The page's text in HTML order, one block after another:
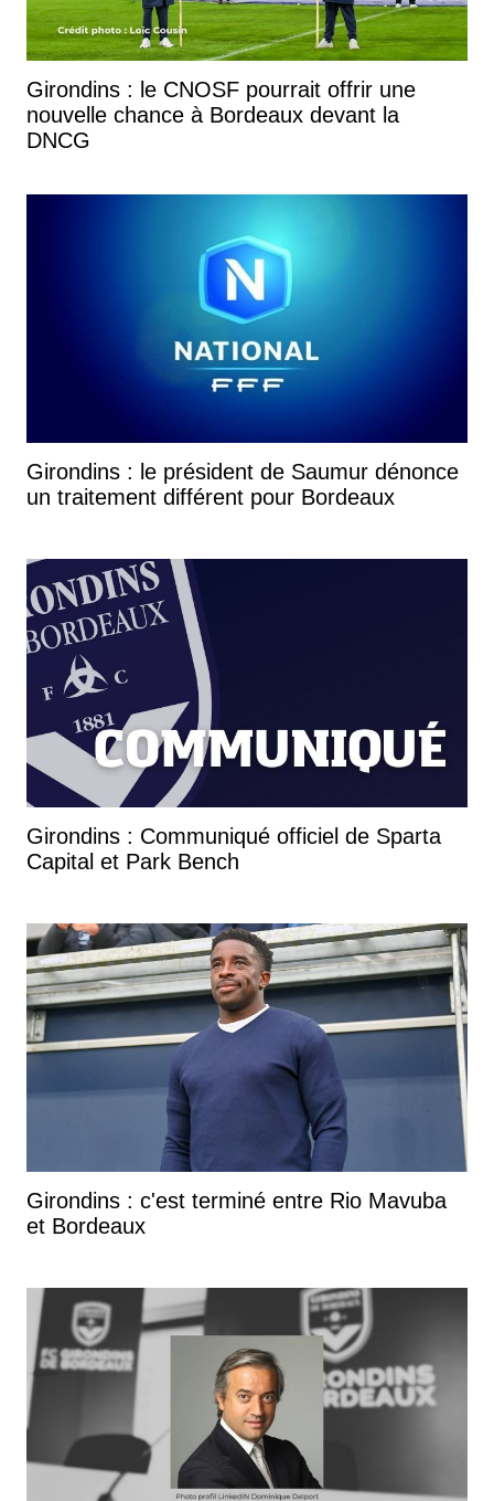
Girondins : le CNOSF pourrait offrir une
nouvelle chance à Bordeaux devant la
DNCG
Girondins : le président de Saumur dénonce
un traitement différent pour Bordeaux
Girondins : Communiqué officiel de Sparta
Capital et Park Bench
Girondins : c'est terminé entre Rio Mavuba
et Bordeaux